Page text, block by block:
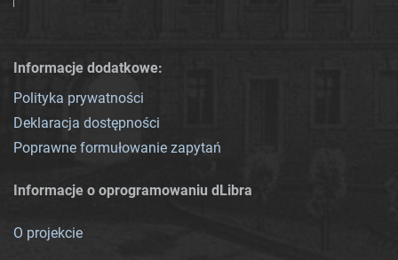
Informacje dodatkowe:
Polityka prywatności
Deklaracja dostępności
Poprawne formułowanie zapytań
Informacje o oprogramowaniu dLibra
O projekcie